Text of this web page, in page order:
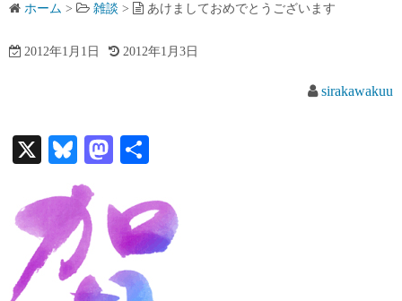
ホーム > 雑談 > あけましておめでとうございます
2012年1月1日 2012年1月3日
sirakawakuu
X
Bl
ue
sk
y
M
to
do
n